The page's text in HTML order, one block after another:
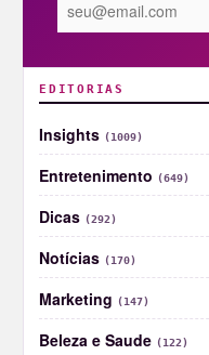
EDITORIAS
Insights (1009)
Entretenimento (649)
Dicas (292)
Notícias (170)
Marketing (147)
Beleza e Saude (122)